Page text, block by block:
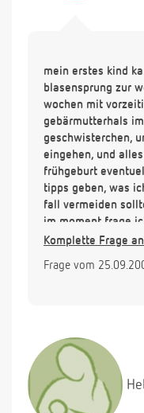
mein erstes kind
blasensprung zur
wochen mit
gebärmutterhals
geschwisterchen,
eingehen, und
frühgeburt
tipps geben, was
fall vermeiden
im moment frage
gehen sollte.
ich evtl durch
kein problem?
vorzeitige wehen,
gebärmutterhals,
zb auch nicht mehr
das wasser das
Komplette Frage
Frage vom